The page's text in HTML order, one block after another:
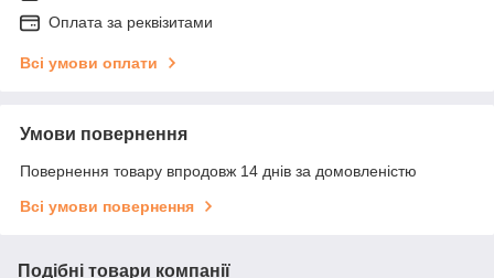
Оплата за реквізитами
Всі умови оплати
Умови повернення
Повернення товару впродовж 14 днів за домовленістю
Всі умови повернення
Подібні товари компанії